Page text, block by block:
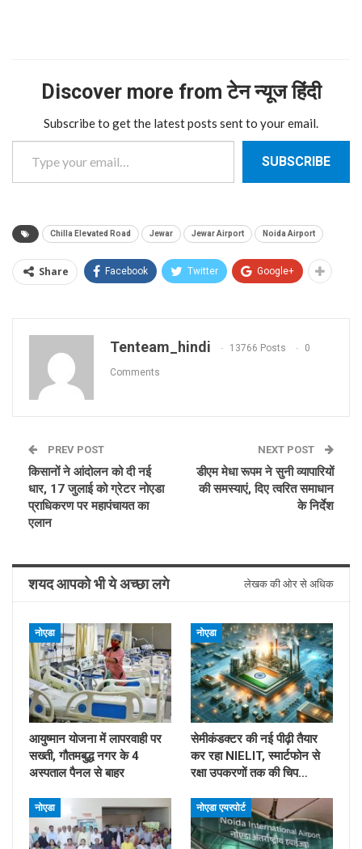
Discover more from टेन न्यूज हिंदी
Subscribe to get the latest posts sent to your email.
Type your email…
SUBSCRIBE
Chilla Elevated Road Jewar Jewar Airport Noida Airport
Share Facebook Twitter Google+
Tenteam_hindi 13766 Posts 0
Comments
PREV POST
किसानों ने आंदोलन को दी नई
धार, 17 जुलाई को ग्रेटर नोएडा
प्राधिकरण पर महापंचायत का
एलान
NEXT POST
डीएम मेधा रूपम ने सुनी व्यापारियों
की समस्याएं, दिए त्वरित समाधान
के निर्देश
शयद आपको भी ये अच्छा लगे लेखक की ओर से अधिक
नोएडा
आयुष्मान योजना में लापरवाही पर
सख्ती, गौतमबुद्ध नगर के 4
अस्पताल पैनल से बाहर
नोएडा
सेमीकंडक्टर की नई पीढ़ी तैयार
कर रहा NIELIT, स्मार्टफोन से
रक्षा उपकरणों तक की चिप…
नोएडा नोएडा एयरपोर्ट